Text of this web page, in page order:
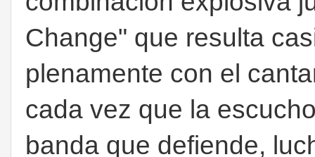
Change" que resulta
plenamente con el
cada vez que la
banda que defiende,